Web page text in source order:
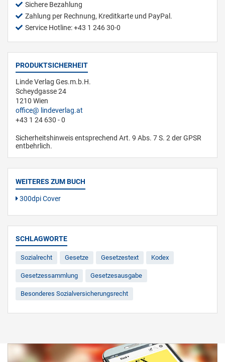
Sichere Bezahlung
Zahlung per Rechnung, Kreditkarte und PayPal.
Service Hotline: +43 1 246 30-0
PRODUKTSICHERHEIT
Linde Verlag Ges.m.b.H.
Scheydgasse 24
1210 Wien
office
lindeverlag.at
+43 1 24 630 - 0
Sicherheitshinweis entsprechend Art. 9 Abs. 7 S. 2 der GPSR
entbehrlich.
WEITERES ZUM BUCH
300dpi Cover
SCHLAGWORTE
Sozialrecht Gesetze Gesetzestext Kodex
Gesetzessammlung Gesetzesausgabe
Besonderes Sozialversicherungsrecht